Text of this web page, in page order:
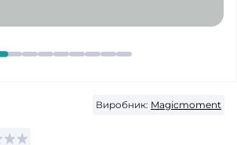
Виробник: Magicmoment